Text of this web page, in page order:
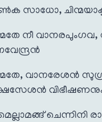
സാധോ,
നീ വാനരപുംഗവ,
വാനരേശൻ
ചെന്നിനി